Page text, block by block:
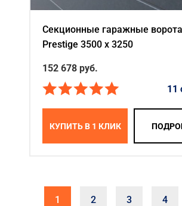
Секционные гаражные
Prestige 3500 х 3250
152 678 руб.
11
КУПИТЬ В 1 КЛИК
1 2 3 4